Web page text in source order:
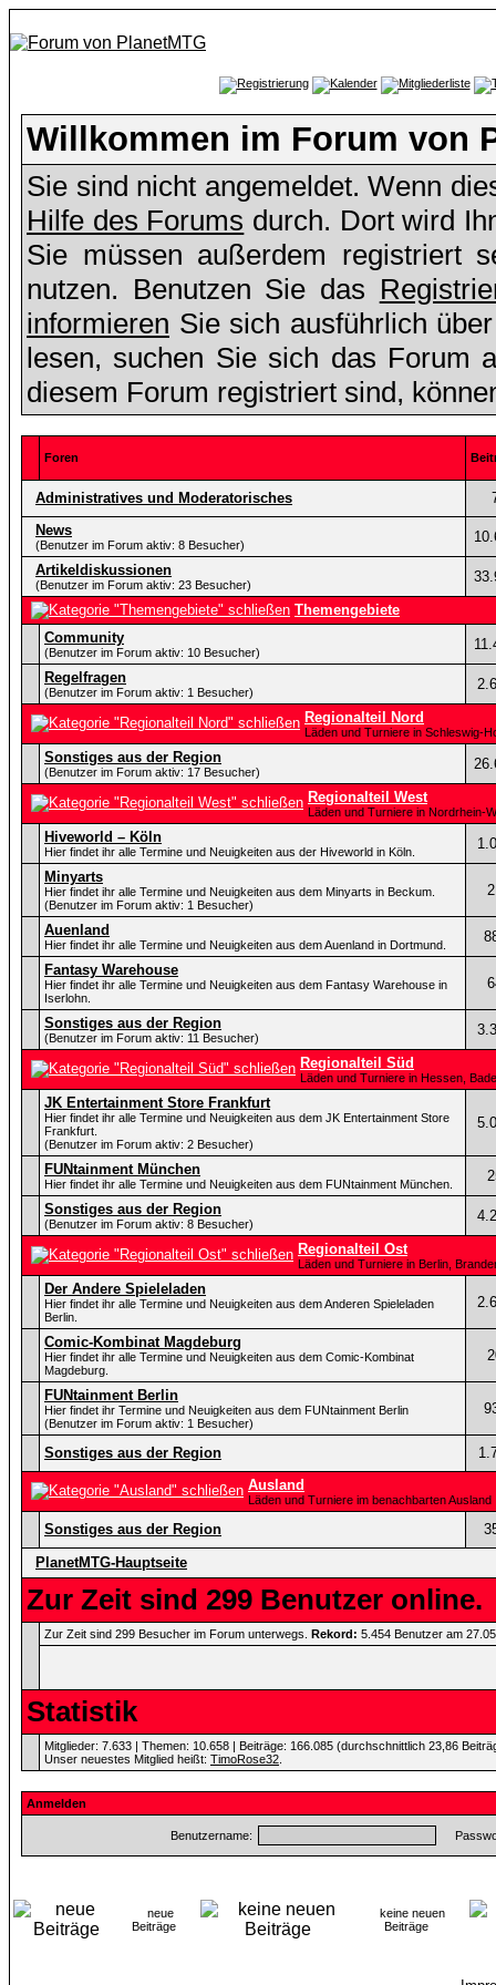
Willkommen im Forum von
Sie sind nicht angemeldet. Wenn
Hilfe des Forums durch. Dort wird
Sie müssen außerdem registriert
nutzen. Benutzen Sie das
informieren Sie sich ausführlich
lesen, suchen Sie sich das Forum
diesem Forum registriert sind,
Foren
Administratives und Moderatorisches
News
(Benutzer im Forum aktiv: 8 Besucher)
Artikeldiskussionen
(Benutzer im Forum aktiv: 23 Besucher)
Themengebiete
Community
(Benutzer im Forum aktiv: 10 Besucher)
Regelfragen
(Benutzer im Forum aktiv: 1 Besucher)
Regionalteil Nord
Läden und Turniere in Schleswig-
Sonstiges aus der Region
(Benutzer im Forum aktiv: 17 Besucher)
Regionalteil West
Läden und Turniere in Nordrhein-
Hiveworld – Köln
Hier findet ihr alle Termine und Neuigkeiten aus der Hiveworld in Köln.
Minyarts
Hier findet ihr alle Termine und Neuigkeiten aus dem Minyarts in Beckum.
(Benutzer im Forum aktiv: 1 Besucher)
Auenland
Hier findet ihr alle Termine und Neuigkeiten aus dem Auenland in Dortmund.
Fantasy Warehouse
Hier findet ihr alle Termine und Neuigkeiten aus dem Fantasy Warehouse in
Iserlohn.
Sonstiges aus der Region
(Benutzer im Forum aktiv: 11 Besucher)
Regionalteil Süd
Läden und Turniere in Hessen,
JK Entertainment Store Frankfurt
Hier findet ihr alle Termine und Neuigkeiten aus dem JK Entertainment Store
Frankfurt.
(Benutzer im Forum aktiv: 2 Besucher)
FUNtainment München
Hier findet ihr alle Termine und Neuigkeiten aus dem FUNtainment München.
Sonstiges aus der Region
(Benutzer im Forum aktiv: 8 Besucher)
Regionalteil Ost
Läden und Turniere in Berlin,
Der Andere Spieleladen
Hier findet ihr alle Termine und Neuigkeiten aus dem Anderen Spieleladen
Berlin.
Comic-Kombinat Magdeburg
Hier findet ihr alle Termine und Neuigkeiten aus dem Comic-Kombinat
Magdeburg.
FUNtainment Berlin
Hier findet ihr Termine und Neuigkeiten aus dem FUNtainment Berlin
(Benutzer im Forum aktiv: 1 Besucher)
Sonstiges aus der Region
Ausland
Läden und Turniere im benachbarten Ausland
Sonstiges aus der Region
PlanetMTG-Hauptseite
Zur Zeit sind 299 Benutzer online.
Zur Zeit sind 299 Besucher im Forum unterwegs. Rekord: 5.454 Benutzer am
Statistik
Mitglieder: 7.633 | Themen: 10.658 | Beiträge: 166.085 (durchschnittlich 23,86
Unser neuestes Mitglied heißt: TimoRose32
Anmelden
Benutzername:
neue
Beiträge
keine neuen
Beiträge